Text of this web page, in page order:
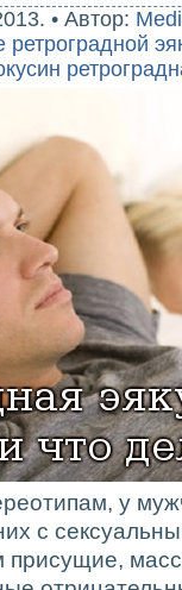
• Автор:
ретроградной
у
с
присущие,